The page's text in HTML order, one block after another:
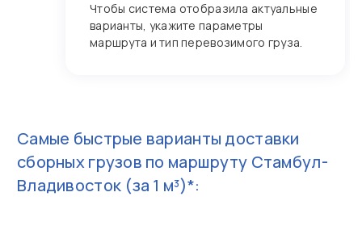
Чтобы система отобразила актуальные
варианты, укажите параметры
маршрута и тип перевозимого груза.
Самые быстрые варианты доставки
сборных грузов по маршруту Стамбул-
Владивосток (за 1 м³)*: